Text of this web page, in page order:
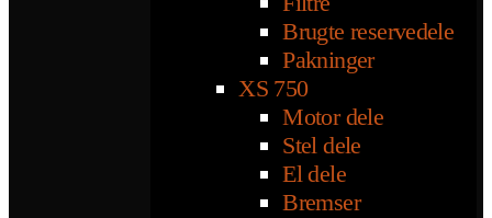
Brugte reservedele
Pakninger
XS 750
Motor dele
Stel dele
El dele
Bremser